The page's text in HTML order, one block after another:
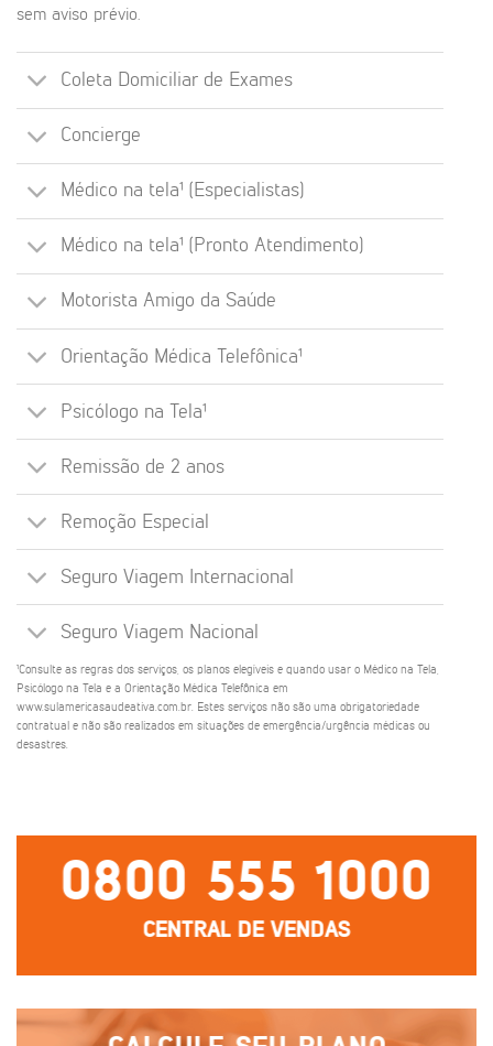
sem aviso prévio.
Coleta Domiciliar de Exames
Concierge
Médico na tela¹ (Especialistas)
Médico na tela¹ (Pronto Atendimento)
Motorista Amigo da Saúde
Orientação Médica Telefônica¹
Psicólogo na Tela¹
Remissão de 2 anos
Remoção Especial
Seguro Viagem Internacional
Seguro Viagem Nacional
¹Consulte as regras dos serviços, os planos elegíveis e quando usar o Médico na Tela,
Psicólogo na Tela e a Orientação Médica Telefônica em
www.sulamericasaudeativa.com.br. Estes serviços não são uma obrigatoriedade
contratual e não são realizados em situações de emergência/urgência médicas ou
desastres.
0800 555 1000
CENTRAL DE VENDAS